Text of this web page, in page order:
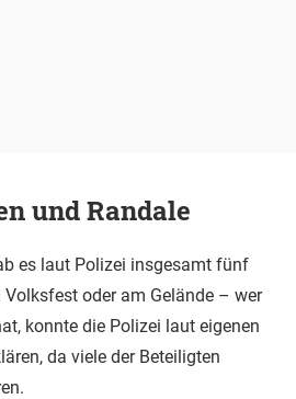
und Randale
es laut Polizei insgesamt fünf
oder am Gelände – wer
konnte die Polizei laut eigenen
da viele der Beteiligten